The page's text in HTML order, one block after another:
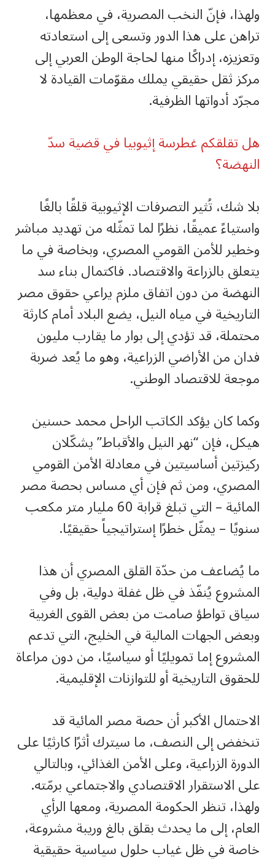
ولهذا، فإنّ النخب المصرية، في معظمها،
تراهن على هذا الدور وتسعى إلى استعادته
وتعزيزه، إدراكًا منها لحاجة الوطن العربي إلى
مركز ثقل حقيقي يملك مقوّمات القيادة لا
مجرّد أدواتها الظرفية.
هل تقلقكم غطرسة إثيوبيا في قضية سدّ
النهضة؟
بلا شك، تُثير التصرفات الإثيوبية قلقًا بالغًا
واستياءً عميقًا، نظرًا لما تمثّله من تهديد مباشر
وخطير للأمن القومي المصري، وبخاصة في ما
يتعلق بالزراعة والاقتصاد. فاكتمال بناء سد
النهضة من دون اتفاق ملزم يراعي حقوق مصر
التاريخية في مياه النيل، يضع البلاد أمام كارثة
محتملة، قد تؤدي إلى بوار ما يقارب مليون
فدان من الأراضي الزراعية، وهو ما يُعد ضربة
موجعة للاقتصاد الوطني.
وكما كان يؤكد الكاتب الراحل محمد حسنين
هيكل، فإن “نهر النيل والأقباط” يشكّلان
ركيزتين أساسيتين في معادلة الأمن القومي
المصري، ومن ثم فإن أي مساس بحصة مصر
المائية – التي تبلغ قرابة 60 مليار متر مكعب
سنويًا – يمثّل خطرًا إستراتيجياً حقيقيًا.
ما يُضاعف من حدّة القلق المصري أن هذا
المشروع يُنفّذ في ظل غفلة دولية، بل وفي
سياق تواطؤ صامت من بعض القوى الغربية
وبعض الجهات المالية في الخليج، التي تدعم
المشروع إما تمويليًا أو سياسيًا، من دون مراعاة
للحقوق التاريخية أو للتوازنات الإقليمية.
الاحتمال الأكبر أن حصة مصر المائية قد
تنخفض إلى النصف، ما سيترك أثرًا كارثيًا على
الدورة الزراعية، وعلى الأمن الغذائي، وبالتالي
على الاستقرار الاقتصادي والاجتماعي برمّته.
ولهذا، تنظر الحكومة المصرية، ومعها الرأي
العام، إلى ما يحدث بقلق بالغ وريبة مشروعة،
خاصة في ظل غياب حلول سياسية حقيقية